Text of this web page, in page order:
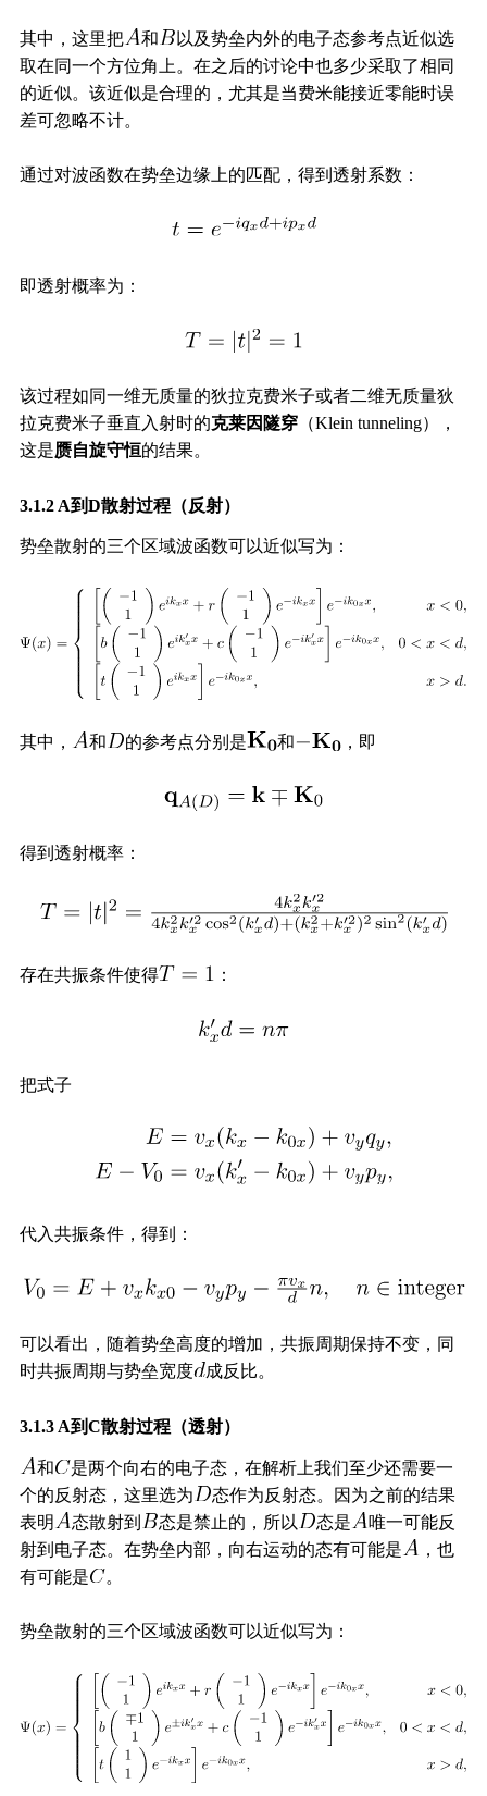
其中，这里把 和
以及势垒内外的电子态参考点近似选
取在同一个方位角上。在之后的讨论中也多少采取了相同
的近似。该近似是合理的，尤其是当费米能接近零能时误
差可忽略不计。
通过对波函数在势垒边缘上的匹配，得到透射系数：
即透射概率为：
该过程如同一维无质量的狄拉克费米子或者二维无质量狄
拉克费米子垂直入射时的克莱因隧穿（Klein tunneling），
这是赝自旋守恒的结果。
3.1.2 A到D散射过程（反射）
势垒散射的三个区域波函数可以近似写为：
其中， 和 的参考点分别是 和 ，即
得到透射概率：
存在共振条件使得 ：
把式子
代入共振条件，得到：
可以看出，随着势垒高度的增加，共振周期保持不变，同
时共振周期与势垒宽度
成反比。
3.1.3 A到C散射过程（透射）
和
是两个向右的电子态，在解析上我们至少还需要一
个的反射态，这里选为
态作为反射态。因为之前的结果
表明
态散射到 态是禁止的，所以 态是
唯一可能反
射到电子态。在势垒内部，向右运动的态有可能是
，也
有可能是
。
势垒散射的三个区域波函数可以近似写为：